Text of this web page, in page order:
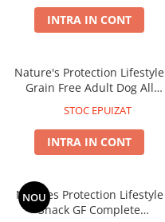
INTRA IN CONT
Nature's Protection Lifestyle
Grain Free Adult Dog All
STOC EPUIZAT
INTRA IN CONT
NOU
Natures Protection Lifestyle
Snack GF Complete